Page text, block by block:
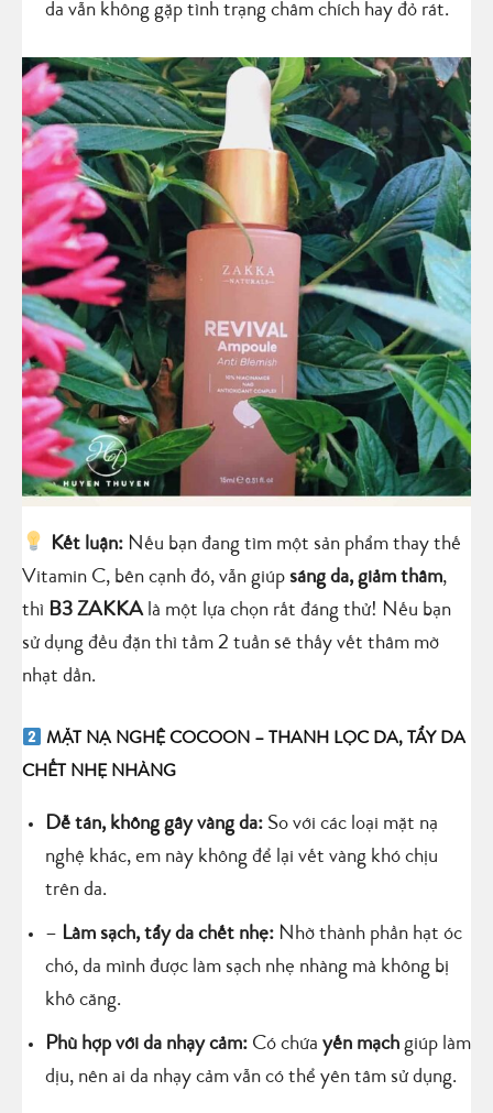
da vẫn không gặp tình trạng châm chích hay đỏ rát.
Kết luận:Nếu bạn đang tìm một sản phẩm thay thế
Vitamin C, bên cạnh đó, vẫn giúp sáng da, giảm thâm,
thì B3 ZAKKAlà một lựa chọn rất đáng thử! Nếu bạn
sử dụng đều đặn thì tầm 2 tuần sẽ thấy vết thâm mờ
nhạt dần.
MẶT NẠ NGHỆ COCOON – THANH LỌC DA, TẨY DA
CHẾT NHẸ NHÀNG
Dễ tán, không gây vàng da: So với các loại mặt nạ
nghệ khác, em này không để lại vết vàng khó chịu
trên da.
– Làm sạch, tẩy da chết nhẹ: Nhờ thành phần hạt óc
chó, da mình được làm sạch nhẹ nhàng mà không bị
khô căng.
Phù hợp với da nhạy cảm: Có chứa yến mạch giúp làm
dịu, nên ai da nhạy cảm vẫn có thể yên tâm sử dụng.